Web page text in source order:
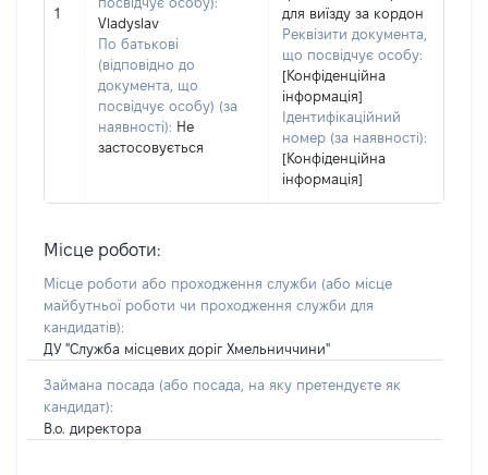
1
Vladyslav
По батькові
(відповідно до
документа, що
посвідчує особу) (за
наявності): Не
застосовується
для виїзду за кордон
Реквізити документа,
що посвідчує особу:
[Конфіденційна
інформація]
Ідентифікаційний
номер (за наявності):
[Конфіденційна
інформація]
Місце роботи:
Місце роботи або проходження служби (або місце
майбутньої роботи чи проходження служби для
кандидатів):
ДУ "Служба місцевих доріг Хмельниччини"
Займана посада (або посада, на яку претендуєте як
кандидат):
В.о. директора